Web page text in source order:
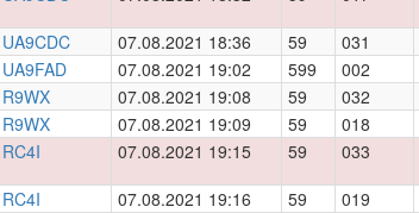
UA9CDC 07.08.2021 18:36 59 031
UA9FAD 07.08.2021 19:02 599 002
R9WX 07.08.2021 19:08 59 032
R9WX 07.08.2021 19:09 59 018
RC4I 07.08.2021 19:15 59 033
RC4I 07.08.2021 19:16 59 019